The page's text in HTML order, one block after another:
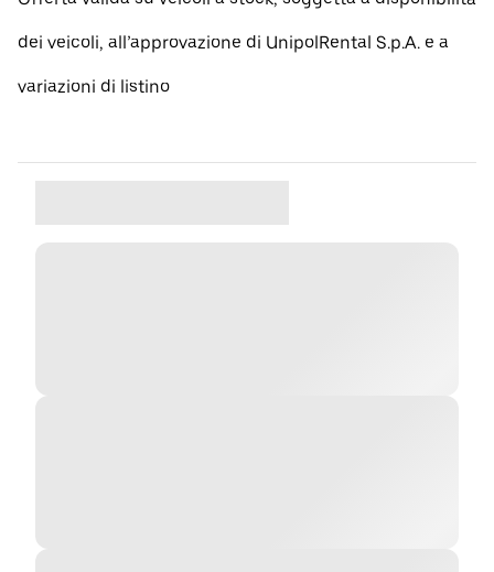
dei veicoli, all’approvazione di UnipolRental S.p.A. e a
variazioni di listino